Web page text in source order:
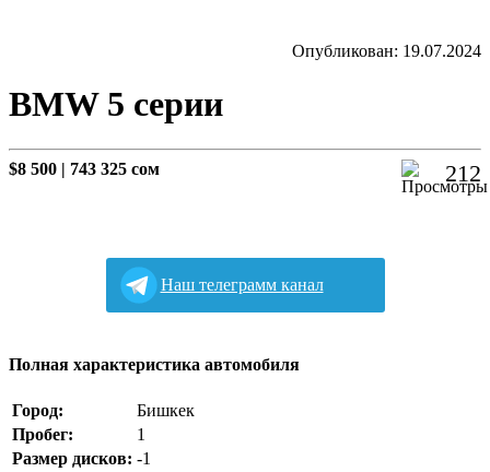
Опубликован: 19.07.2024
BMW 5 серии
$8 500 | 743 325 сом 212
Наш телеграмм канал
Полная характеристика автомобиля
Город:
Бишкек
Пробег:
1
Размер дисков: -1